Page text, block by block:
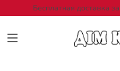
Бесплатная доставка